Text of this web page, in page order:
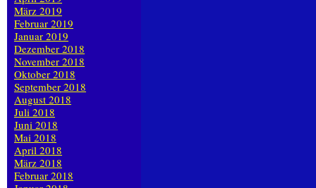
März 2019
Februar 2019
Januar 2019
Dezember 2018
November 2018
Oktober 2018
September 2018
August 2018
Juli 2018
Juni 2018
Mai 2018
April 2018
März 2018
Februar 2018